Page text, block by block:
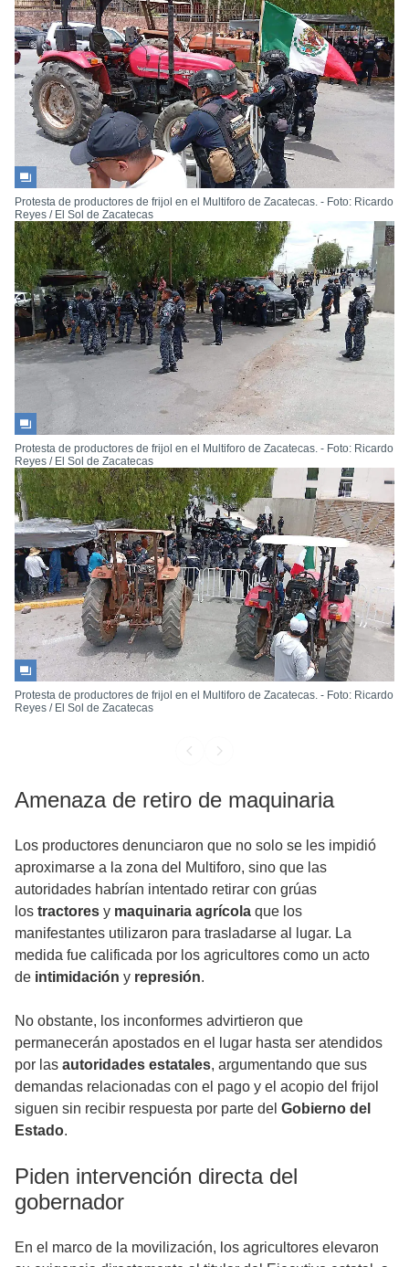
Protesta de productores de frijol en el Multiforo de Zacatecas. - Foto: Ricardo
Reyes / El Sol de Zacatecas
Protesta de productores de frijol en el Multiforo de Zacatecas. - Foto: Ricardo
Reyes / El Sol de Zacatecas
Protesta de productores de frijol en el Multiforo de Zacatecas. - Foto: Ricardo
Reyes / El Sol de Zacatecas
Amenaza de retiro de maquinaria
Los productores denunciaron que no solo se les impidió
aproximarse a la zona del Multiforo, sino que las
autoridades habrían intentado retirar con grúas
los tractores y maquinaria agrícola que los
manifestantes utilizaron para trasladarse al lugar. La
medida fue calificada por los agricultores como un acto
de intimidación y represión.
No obstante, los inconformes advirtieron que
permanecerán apostados en el lugar hasta ser atendidos
por las autoridades estatales, argumentando que sus
demandas relacionadas con el pago y el acopio del frijol
siguen sin recibir respuesta por parte del Gobierno del
Estado.
Piden intervención directa del
gobernador
En el marco de la movilización, los agricultores elevaron